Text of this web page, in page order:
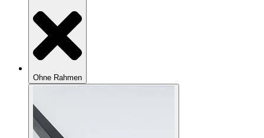
Ohne Rahmen